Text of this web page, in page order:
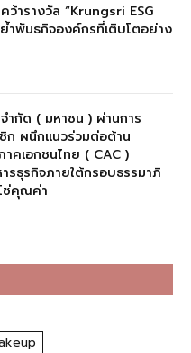
ว้ารางวัล “Krungsri ESG
ำพันธกิจองค์กรที่เติบโตอย่าง
ำกัด ( มหาชน ) ผ่านการ
ก ผนึกแนวร่วมต่อต้าน
คเอกชนไทย ( CAC )
รธุรกิจภายใต้กรอบธรรมาภิ
ซ่คุณค่า